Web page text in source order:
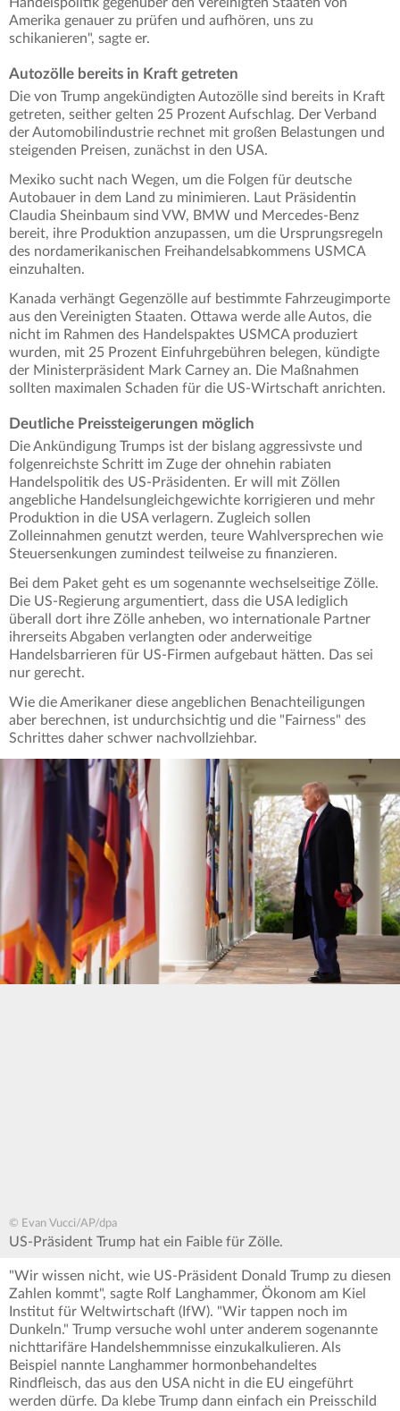
Amerika genauer zu prüfen und aufhören, uns zu
schikanieren", sagte er.
Autozölle bereits in Kraft getreten
Die von Trump angekündigten Autozölle sind bereits in Kraft
getreten, seither gelten 25 Prozent Aufschlag. Der Verband
der Automobilindustrie rechnet mit großen Belastungen und
steigenden Preisen, zunächst in den USA.
Mexiko sucht nach Wegen, um die Folgen für deutsche
Autobauer in dem Land zu minimieren. Laut Präsidentin
Claudia Sheinbaum sind VW, BMW und Mercedes-Benz
bereit, ihre Produktion anzupassen, um die Ursprungsregeln
des nordamerikanischen Freihandelsabkommens USMCA
einzuhalten.
Kanada verhängt Gegenzölle auf bestimmte Fahrzeugimporte
aus den Vereinigten Staaten. Ottawa werde alle Autos, die
nicht im Rahmen des Handelspaktes USMCA produziert
wurden, mit 25 Prozent Einfuhrgebühren belegen, kündigte
der Ministerpräsident Mark Carney an. Die Maßnahmen
sollten maximalen Schaden für die US-Wirtschaft anrichten.
Deutliche Preissteigerungen möglich
Die Ankündigung Trumps ist der bislang aggressivste und
folgenreichste Schritt im Zuge der ohnehin rabiaten
Handelspolitik des US-Präsidenten. Er will mit Zöllen
angebliche Handelsungleichgewichte korrigieren und mehr
Produktion in die USA verlagern. Zugleich sollen
Zolleinnahmen genutzt werden, teure Wahlversprechen wie
Steuersenkungen zumindest teilweise zu finanzieren.
Bei dem Paket geht es um sogenannte wechselseitige Zölle.
Die US-Regierung argumentiert, dass die USA lediglich
überall dort ihre Zölle anheben, wo internationale Partner
ihrerseits Abgaben verlangten oder anderweitige
Handelsbarrieren für US-Firmen aufgebaut hätten. Das sei
nur gerecht.
Wie die Amerikaner diese angeblichen Benachteiligungen
aber berechnen, ist undurchsichtig und die "Fairness" des
Schrittes daher schwer nachvollziehbar.
© Evan Vucci/AP/dpa
US-Präsident Trump hat ein Faible für Zölle.
"Wir wissen nicht, wie US-Präsident Donald Trump zu diesen
Zahlen kommt", sagte Rolf Langhammer, Ökonom am Kiel
Institut für Weltwirtschaft (IfW). "Wir tappen noch im
Dunkeln." Trump versuche wohl unter anderem sogenannte
nichttarifäre Handelshemmnisse einzukalkulieren. Als
Beispiel nannte Langhammer hormonbehandeltes
Rindfleisch, das aus den USA nicht in die EU eingeführt
werden dürfe. Da klebe Trump dann einfach ein Preisschild